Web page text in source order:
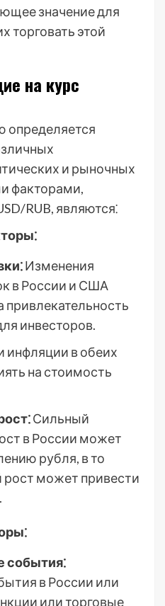
значение для
торговать этой
на курс
определяется
и рыночных
факторами,
RUB, являются⁚
Изменения
в России и США
привлекательность
инвесторов.
инфляции в обеих
на стоимость
Сильный
в России может
рубля, в то
рост может привести
события⁚
в России или
или торговые